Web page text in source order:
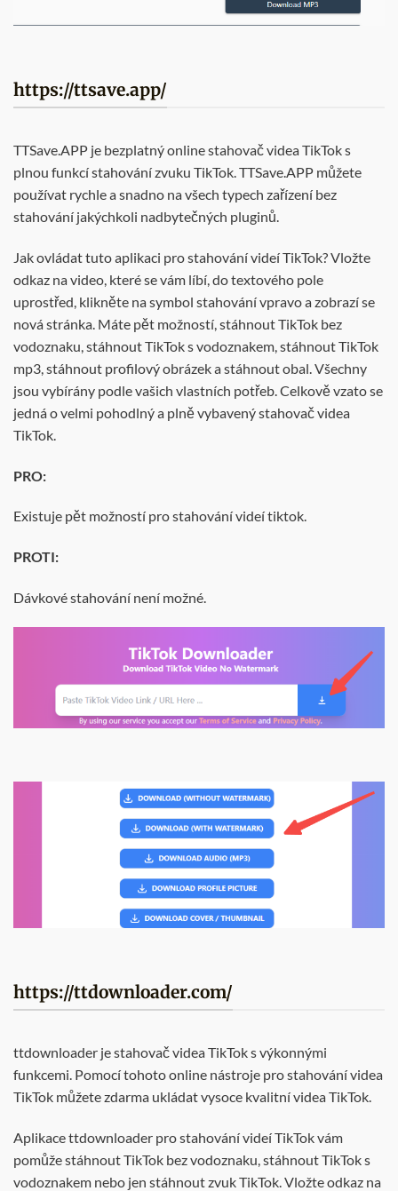
https://ttsave.app/
TTSave.APP je bezplatný online stahovač videa TikTok s
plnou funkcí stahování zvuku TikTok. TTSave.APP můžete
používat rychle a snadno na všech typech zařízení bez
stahování jakýchkoli nadbytečných pluginů.
Jak ovládat tuto aplikaci pro stahování videí TikTok? Vložte
odkaz na video, které se vám líbí, do textového pole
uprostřed, klikněte na symbol stahování vpravo a zobrazí se
nová stránka. Máte pět možností, stáhnout TikTok bez
vodoznaku, stáhnout TikTok s vodoznakem, stáhnout TikTok
mp3, stáhnout profilový obrázek a stáhnout obal. Všechny
jsou vybírány podle vašich vlastních potřeb. Celkově vzato se
jedná o velmi pohodlný a plně vybavený stahovač videa
TikTok.
PRO:
Existuje pět možností pro stahování videí tiktok.
PROTI:
Dávkové stahování není možné.
https://ttdownloader.com/
ttdownloader je stahovač videa TikTok s výkonnými
funkcemi. Pomocí tohoto online nástroje pro stahování videa
TikTok můžete zdarma ukládat vysoce kvalitní videa TikTok.
Aplikace ttdownloader pro stahování videí TikTok vám
pomůže stáhnout TikTok bez vodoznaku, stáhnout TikTok s
vodoznakem nebo jen stáhnout zvuk TikTok. Vložte odkaz na